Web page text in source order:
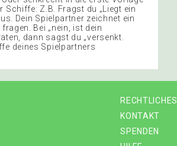
Z.B. Fragst du „Liegt ein
Dein Spielpartner zeichnet ein
Bei „nein, ist dein
dann sagst du „versenkt.
deines Spielpartners
RECHTLICHES
KONTAKT
SPENDEN